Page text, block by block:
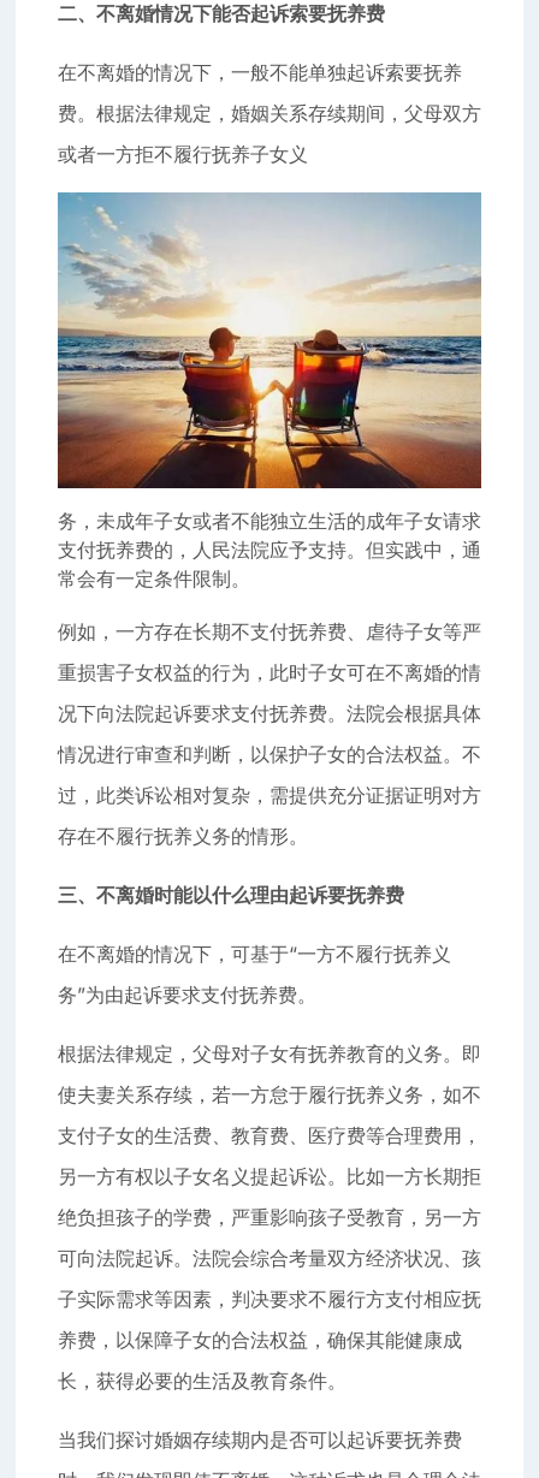
二、不离婚情况下能否起诉索要抚养费
在不离婚的情况下，一般不能单独起诉索要抚养
费。根据法律规定，婚姻关系存续期间，父母双方
或者一方拒不履行抚养子女义
务，未成年子女或者不能独立生活的成年子女请求
支付抚养费的，人民法院应予支持。但实践中，通
常会有一定条件限制。
例如，一方存在长期不支付抚养费、虐待子女等严
重损害子女权益的行为，此时子女可在不离婚的情
况下向法院起诉要求支付抚养费。法院会根据具体
情况进行审查和判断，以保护子女的合法权益。不
过，此类诉讼相对复杂，需提供充分证据证明对方
存在不履行抚养义务的情形。
三、不离婚时能以什么理由起诉要抚养费
在不离婚的情况下，可基于“一方不履行抚养义
务”为由起诉要求支付抚养费。
根据法律规定，父母对子女有抚养教育的义务。即
使夫妻关系存续，若一方怠于履行抚养义务，如不
支付子女的生活费、教育费、医疗费等合理费用，
另一方有权以子女名义提起诉讼。比如一方长期拒
绝负担孩子的学费，严重影响孩子受教育，另一方
可向法院起诉。法院会综合考量双方经济状况、孩
子实际需求等因素，判决要求不履行方支付相应抚
养费，以保障子女的合法权益，确保其能健康成
长，获得必要的生活及教育条件。
当我们探讨婚姻存续期内是否可以起诉要抚养费